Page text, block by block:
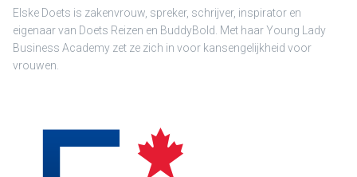
Elske Doets is zakenvrouw, spreker, schrijver, inspirator en
eigenaar van Doets Reizen en BuddyBold. Met haar Young Lady
Business Academy zet ze zich in voor kansengelijkheid voor
vrouwen.